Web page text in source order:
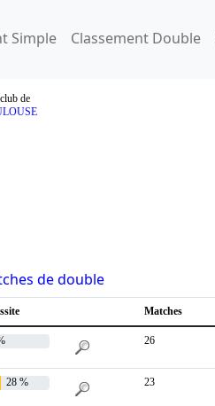
Simple Classement Double
de
de double
Matches
26
28 % 23